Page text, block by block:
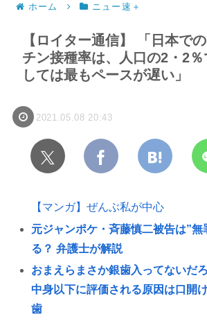
ホーム ニュー速＋
【ロイター通信】 「日本で
チン接種率は、人口の2・2％
しては最もペースが遅い」
2021.05.08 20:43
【マンガ】ぜんぶ私が中心
元ジャンポケ・斉藤慎二被告は”無
る？ 弁護士が解説
おまえらまさか銀歯入ってないだ
中身以下に評価される原因は口開
歯